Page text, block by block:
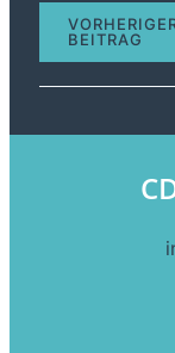
BEITRAG